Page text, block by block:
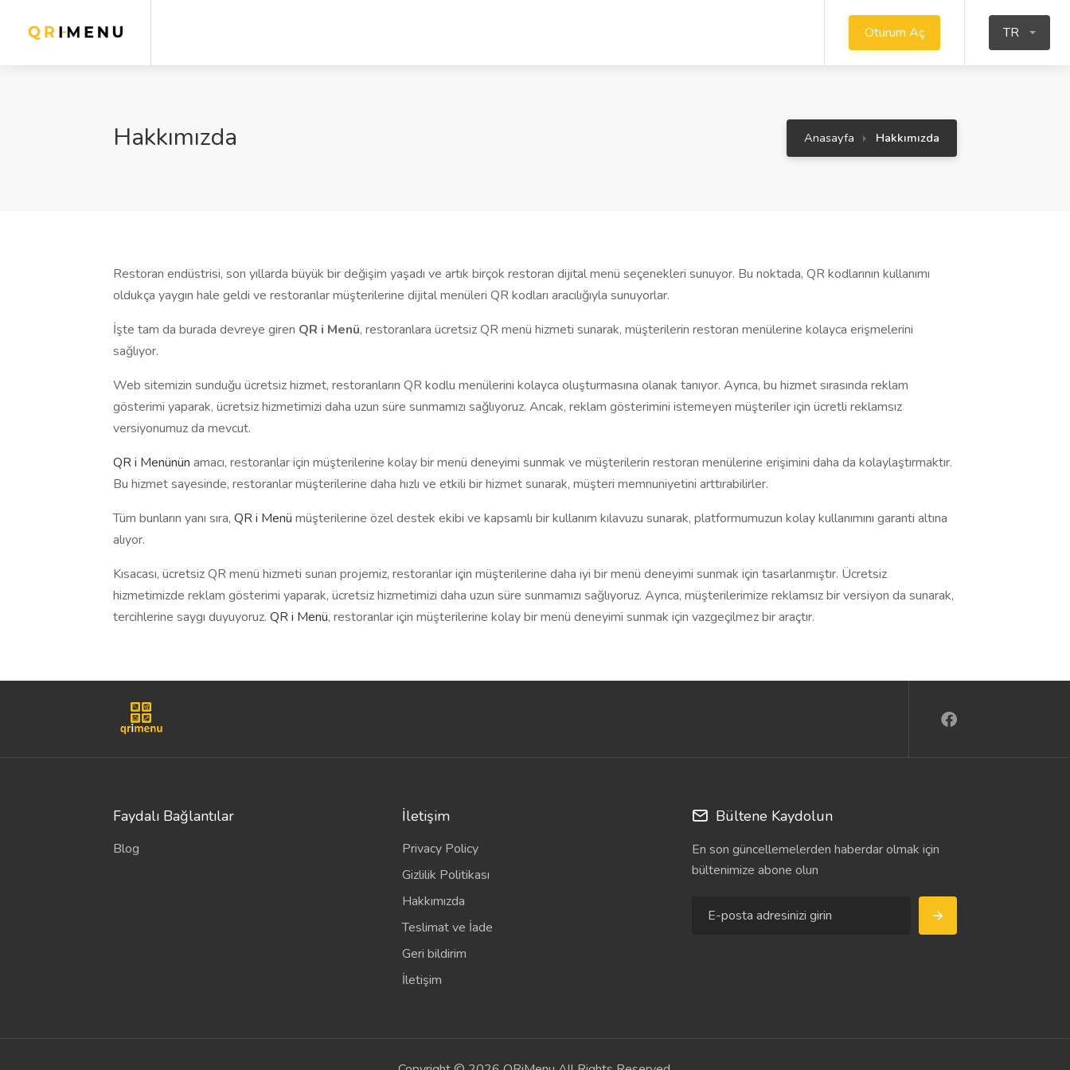
Oturum Aç TR
Hakkımızda Anasayfa Hakkımızda
Restoran endüstrisi, son yıllarda büyük bir değişim yaşadı ve artık birçok restoran dijital menü seçenekleri sunuyor. Bu noktada, QR kodlarının kullanımı
oldukça yaygın hale geldi ve restoranlar müşterilerine dijital menüleri QR kodları aracılığıyla sunuyorlar.
İşte tam da burada devreye giren QR i Menü, restoranlara ücretsiz QR menü hizmeti sunarak, müşterilerin restoran menülerine kolayca erişmelerini
sağlıyor.
Web sitemizin sunduğu ücretsiz hizmet, restoranların QR kodlu menülerini kolayca oluşturmasına olanak tanıyor. Ayrıca, bu hizmet sırasında reklam
gösterimi yaparak, ücretsiz hizmetimizi daha uzun süre sunmamızı sağlıyoruz. Ancak, reklam gösterimini istemeyen müşteriler için ücretli reklamsız
versiyonumuz da mevcut.
QR i Menünün amacı, restoranlar için müşterilerine kolay bir menü deneyimi sunmak ve müşterilerin restoran menülerine erişimini daha da kolaylaştırmaktır.
Bu hizmet sayesinde, restoranlar müşterilerine daha hızlı ve etkili bir hizmet sunarak, müşteri memnuniyetini arttırabilirler.
Tüm bunların yanı sıra, QR i Menü müşterilerine özel destek ekibi ve kapsamlı bir kullanım kılavuzu sunarak, platformumuzun kolay kullanımını garanti altına
alıyor.
Kısacası, ücretsiz QR menü hizmeti sunan projemiz, restoranlar için müşterilerine daha iyi bir menü deneyimi sunmak için tasarlanmıştır. Ücretsiz
hizmetimizde reklam gösterimi yaparak, ücretsiz hizmetimizi daha uzun süre sunmamızı sağlıyoruz. Ayrıca, müşterilerimize reklamsız bir versiyon da sunarak,
tercihlerine saygı duyuyoruz. QR i Menü, restoranlar için müşterilerine kolay bir menü deneyimi sunmak için vazgeçilmez bir araçtır.
Faydalı Bağlantılar
Blog
İletişim
Privacy Policy
Gizlilik Politikası
Hakkımızda
Teslimat ve İade
Geri bildirim
İletişim
Bültene Kaydolun
En son güncellemelerden haberdar olmak için
bültenimize abone olun